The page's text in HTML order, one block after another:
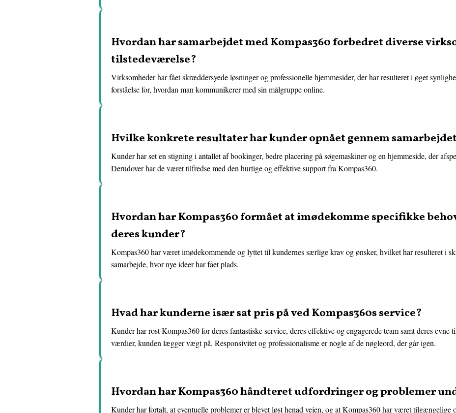
Hvordan har samarbejdet med Kompas360 forbedret diverse
tilstedeværelse?
Virksomheder har fået skræddersyede løsninger og professionelle hjemmesider, der har resulteret i øget
forståelse for, hvordan man kommunikerer med sin målgruppe online.
Hvilke konkrete resultater har kunder opnået gennem
Kunder har set en stigning i antallet af bookinger, bedre placering på søgemaskiner og en hjemmeside, der
Derudover har de været tilfredse med den hurtige og effektive support fra Kompas360.
Hvordan har Kompas360 formået at imødekomme specifikke
deres kunder?
Kompas360 har været imødekommende og lyttet til kundernes særlige krav og ønsker, hvilket har resulteret i
samarbejde, hvor nye ideer har fået plads.
Hvad har kunderne især sat pris på ved Kompas360s service?
Kunder har rost Kompas360 for deres fantastiske service, deres effektive og engagerede team samt deres evne
værdier, kunden lægger vægt på. Responsivitet og professionalisme er nogle af de nøgleord, der går igen.
Hvordan har Kompas360 håndteret udfordringer og problemer
Kunder har fortalt, at eventuelle problemer er blevet løst henad vejen, og at Kompas360 har været tilgængelige